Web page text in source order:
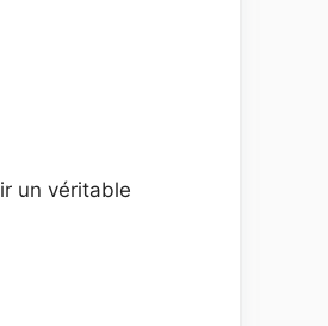
un véritable